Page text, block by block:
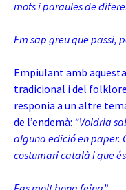
mots i paraules de
Em sap greu que passi,
Empiulant amb
tradicional i del
responia a un altre
de l’endemà: “Voldria
alguna edició en paper.
costumari català i que